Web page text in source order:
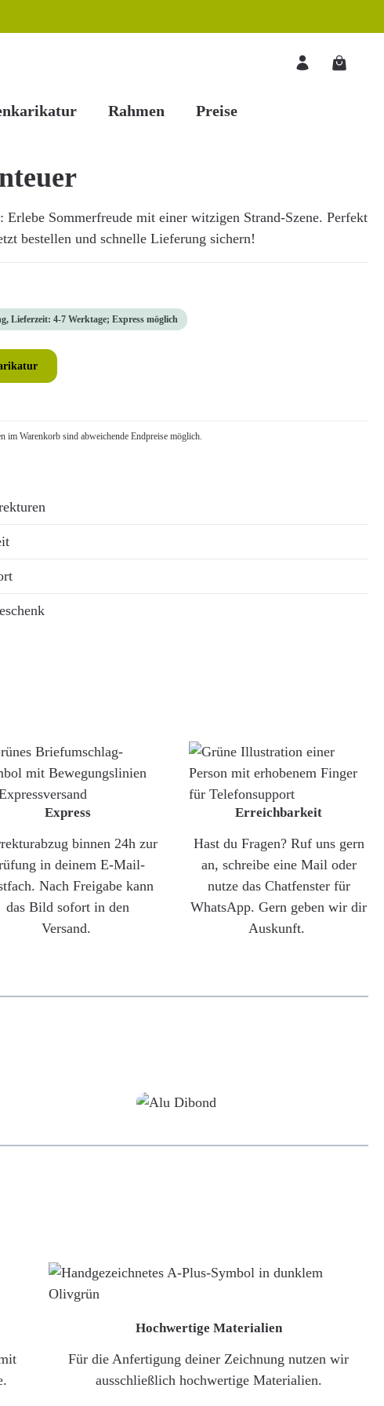
Rahmen Preise
Sommerfreude mit einer witzigen Strand-Szene. Perfekt
bestellen und schnelle Lieferung sichern!
Lieferzeit: 4-7 Werktage; Express möglich
Warenkorb sind abweichende Endpreise möglich.
Express
binnen 24h zur
in deinem E-Mail-
Nach Freigabe kann
das Bild sofort in den
Versand.
Erreichbarkeit
Hast du Fragen? Ruf uns gern
an, schreibe eine Mail oder
nutze das Chatfenster für
WhatsApp. Gern geben wir dir
Auskunft.
Hochwertige Materialien
Für die Anfertigung deiner Zeichnung nutzen wir
ausschließlich hochwertige Materialien.